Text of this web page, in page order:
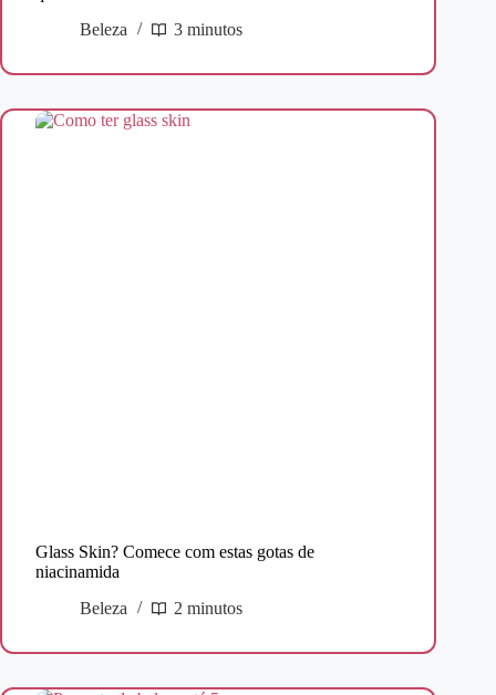
Beleza
3 minutos
Glass Skin? Comece com estas gotas de
niacinamida
Beleza
2 minutos